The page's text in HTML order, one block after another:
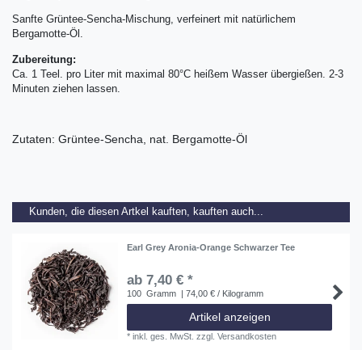
Sanfte Grüntee-Sencha-Mischung, verfeinert mit natürlichem
Bergamotte-Öl.
Zubereitung:
Ca. 1 Teel. pro Liter mit maximal 80°C heißem Wasser übergießen. 2-3
Minuten ziehen lassen.
Zutaten: Grüntee-Sencha, nat. Bergamotte-Öl
Kunden, die diesen Artkel kauften, kauften auch...
Earl Grey Aronia-Orange Schwarzer Tee
ab 7,40 € *
100 Gramm | 74,00 € / Kilogramm
Artikel anzeigen
*inkl. ges. MwSt. zzgl.Versandkosten